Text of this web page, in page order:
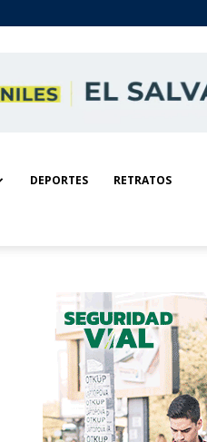
DEPORTES RETRATOS